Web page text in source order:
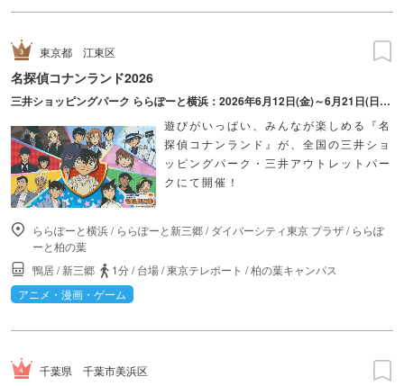
東京都 江東区
名探偵コナンランド2026
三井ショッピングパーク ららぽーと横浜：2026年6月12日(金)～6月21日(日) 三井ショッピングパーク ららぽーと柏の葉：2026年7月10日(金)～7月20日(月・祝) 三井ショッピングパーク ららぽーと新三郷：2026年8月21日(金)～8月30日(日) ダイバーシティ東京 プラザ：2026年12月25日(金)～2027年1月11日(月・祝)
遊びがいっぱい、みんなが楽しめる『名
探偵コナンランド』が、全国の三井ショ
ッピングパーク・三井アウトレットパー
クにて開催！
ららぽーと横浜/ ららぽーと新三郷/ダイバーシティ東京 プラザ/ ららぽ
ーと柏の葉
鴨居/新三郷 1分/台場/東京テレポート /柏の葉キャンパス
アニメ・漫画・ゲーム
千葉県 千葉市美浜区